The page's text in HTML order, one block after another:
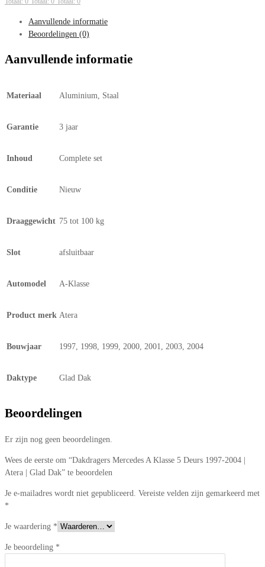
Aanvullende informatie
Beoordelingen (0)
Aanvullende informatie
Materiaal Aluminium, Staal
Garantie 3 jaar
Inhoud Complete set
Conditie Nieuw
Draaggewicht 75 tot 100 kg
Slot afsluitbaar
Automodel A-Klasse
Product merk Atera
Bouwjaar 1997, 1998, 1999, 2000, 2001, 2003, 2004
Daktype Glad Dak
Beoordelingen
Er zijn nog geen beoordelingen.
Wees de eerste om “Dakdragers Mercedes A Klasse 5 Deurs 1997-2004 |
Atera | Glad Dak” te beoordelen
Je e-mailadres wordt niet gepubliceerd. Vereiste velden zijn gemarkeerd met
*
Je waardering *
Je beoordeling *